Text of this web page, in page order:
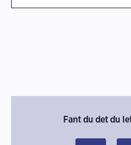
Fant du det du